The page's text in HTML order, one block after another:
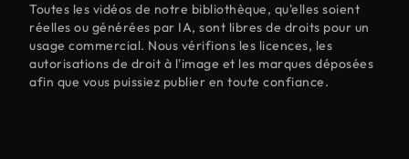
Toutes les vidéos de notre bibliothèque, qu'elles soient
réelles ou générées par IA, sont libres de droits pour un
usage commercial. Nous vérifions les licences, les
autorisations de droit à l'image et les marques déposées
afin que vous puissiez publier en toute confiance.